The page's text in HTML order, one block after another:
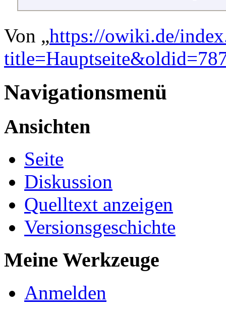
Von „https://owiki.de/
Navigationsmenü
Ansichten
Seite
Diskussion
Quelltext anzeigen
Versionsgeschichte
Meine Werkzeuge
Anmelden